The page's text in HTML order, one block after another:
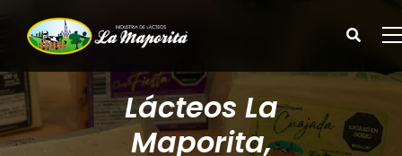
Lácteos La
Maporita,